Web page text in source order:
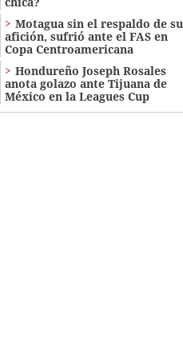
Motagua sin el respaldo de su
afición, sufrió ante el FAS en
Copa Centroamericana
Hondureño Joseph Rosales
anota golazo ante Tijuana de
México en la Leagues Cup